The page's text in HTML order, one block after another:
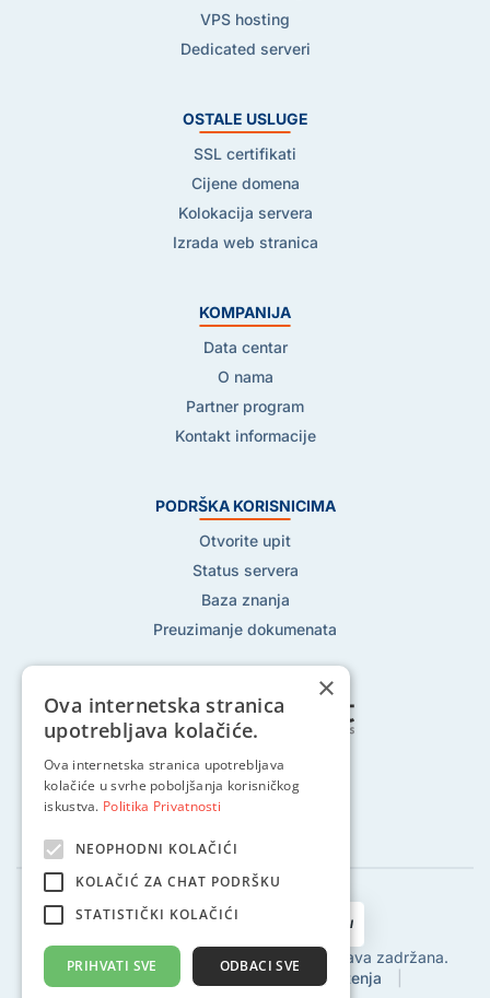
VPS hosting
Dedicated serveri
OSTALE USLUGE
SSL certifikati
Cijene domena
Kolokacija servera
Izrada web stranica
KOMPANIJA
Data centar
O nama
Partner program
Kontakt informacije
PODRŠKA KORISNICIMA
Otvorite upit
Status servera
Baza znanja
Preuzimanje dokumenata
Pratite nas na:
2002 - 2024 © Globalhost d.o.o., Sva prava zadržana.
Politika privatnosti
Uvjeti korištenja
×
Ova internetska stranica
upotrebljava kolačiće.
Ova internetska stranica upotrebljava
kolačiće u svrhe poboljšanja korisničkog
iskustva. Politika Privatnosti
NEOPHODNI KOLAČIĆI
KOLAČIĆ ZA CHAT PODRŠKU
STATISTIČKI KOLAČIĆI
PRIHVATI SVE ODBACI SVE